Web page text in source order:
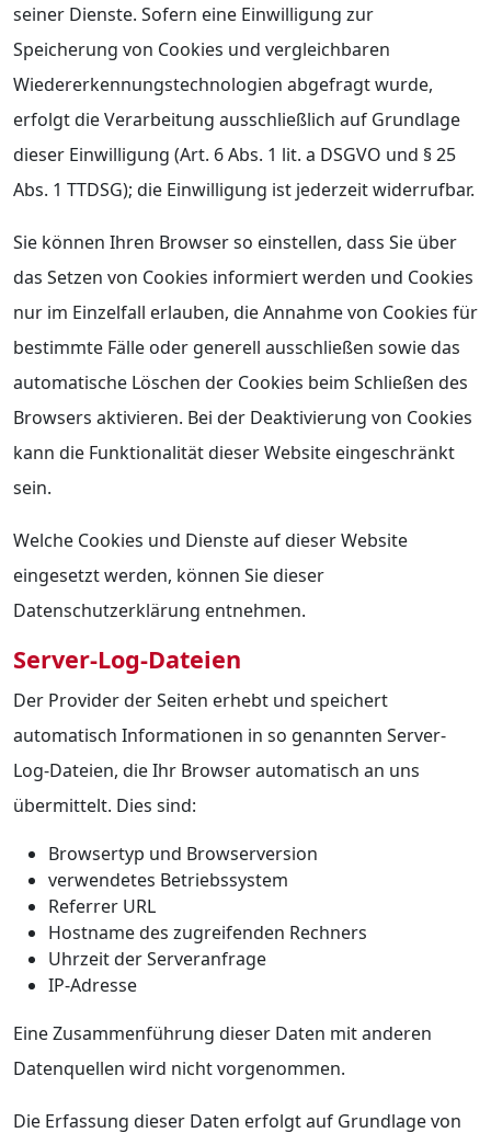
seiner Dienste. Sofern eine Einwilligung zur
Speicherung von Cookies und vergleichbaren
Wiedererkennungstechnologien abgefragt wurde,
erfolgt die Verarbeitung ausschließlich auf Grundlage
dieser Einwilligung (Art. 6 Abs. 1 lit. a DSGVO und § 25
Abs. 1 TTDSG); die Einwilligung ist jederzeit widerrufbar.
Sie können Ihren Browser so einstellen, dass Sie über
das Setzen von Cookies informiert werden und Cookies
nur im Einzelfall erlauben, die Annahme von Cookies für
bestimmte Fälle oder generell ausschließen sowie das
automatische Löschen der Cookies beim Schließen des
Browsers aktivieren. Bei der Deaktivierung von Cookies
kann die Funktionalität dieser Website eingeschränkt
sein.
Welche Cookies und Dienste auf dieser Website
eingesetzt werden, können Sie dieser
Datenschutzerklärung entnehmen.
Server-Log-Dateien
Der Provider der Seiten erhebt und speichert
automatisch Informationen in so genannten Server-
Log-Dateien, die Ihr Browser automatisch an uns
übermittelt. Dies sind:
Browsertyp und Browserversion
verwendetes Betriebssystem
Referrer URL
Hostname des zugreifenden Rechners
Uhrzeit der Serveranfrage
IP-Adresse
Eine Zusammenführung dieser Daten mit anderen
Datenquellen wird nicht vorgenommen.
Die Erfassung dieser Daten erfolgt auf Grundlage von